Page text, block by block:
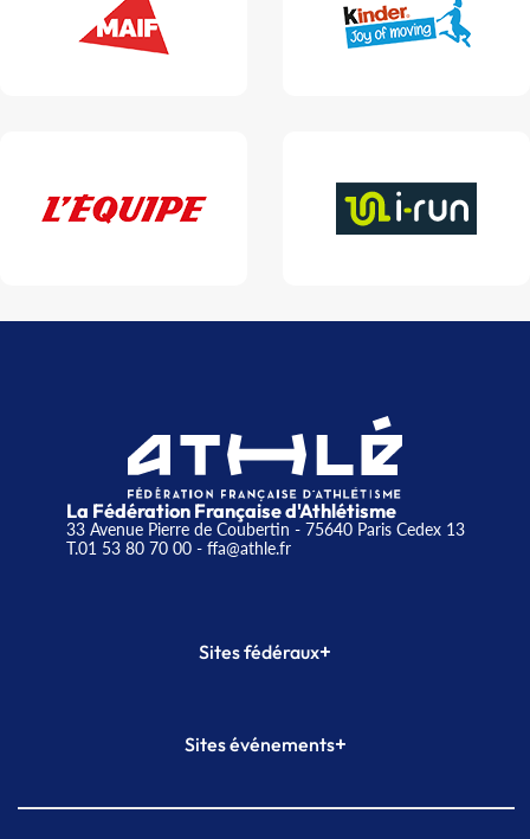
La Fédération Française d'Athlétisme
33 Avenue Pierre de Coubertin - 75640 Paris Cedex 13
T.01 53 80 70 00- ffa@athle.fr
Sites fédéraux+
Plateforme Formation
Sites événements+
Meeting de Paris indoor